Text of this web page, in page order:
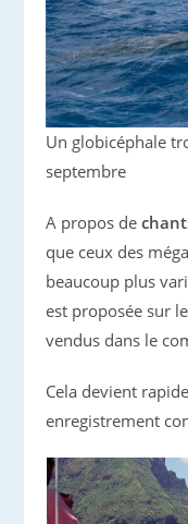
Un globicéphale
septembre
A propos de
que ceux des
beaucoup plus
est proposée sur
vendus dans le
Cela devient
enregistrement